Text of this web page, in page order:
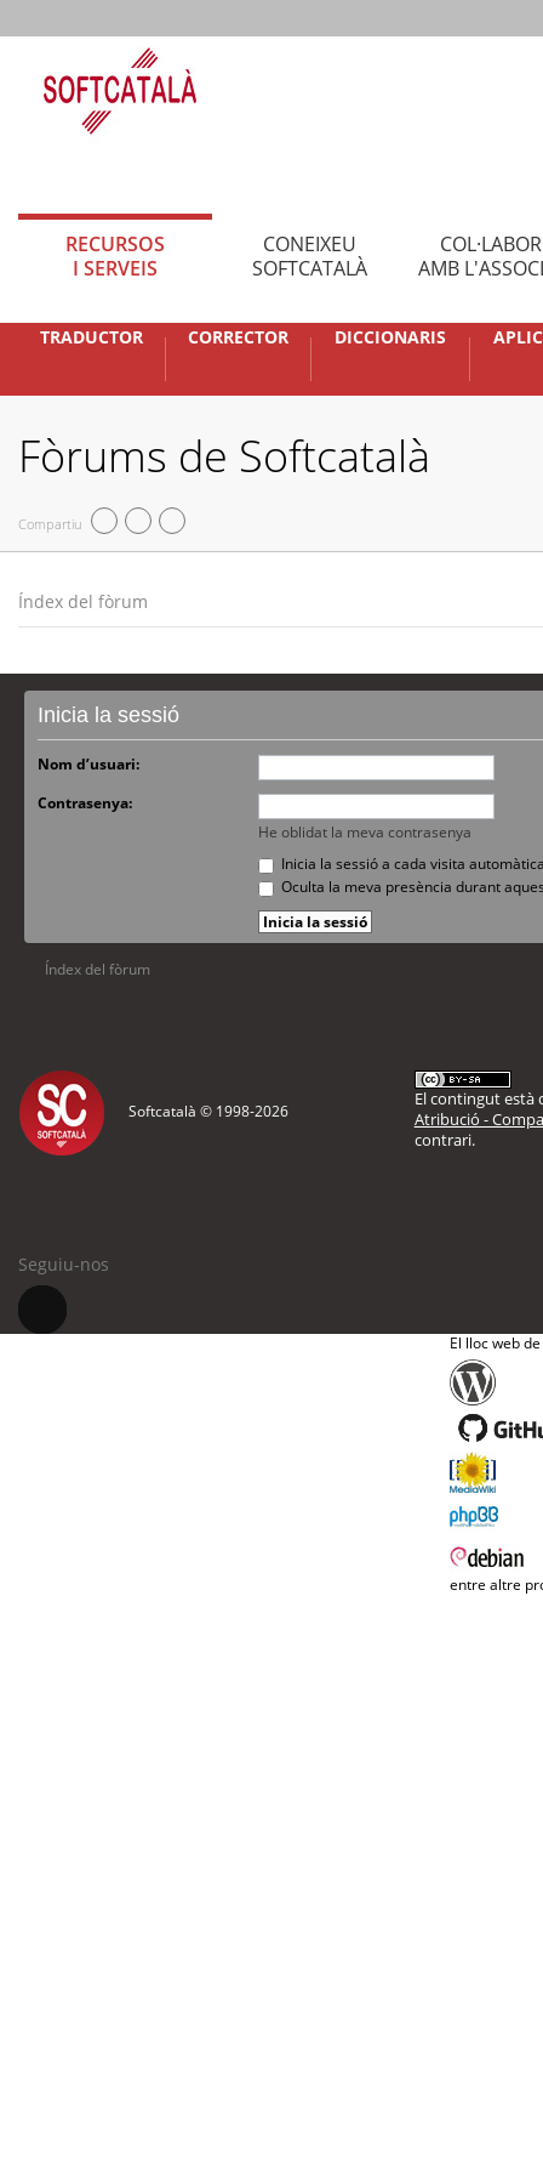
RECURSOS
I SERVEIS
CONEIXEU
SOFTCATALÀ
AMB
TRADUCTOR CORRECTOR DICCIONARIS
Fòrums de Softcatalà
Compartiu
Índex del fòrum
Inicia la sessió
Nom d’usuari:
Contrasenya:
He oblidat la meva contrasenya
Inicia la sessió a cada visita
Oculta la meva presència durant
Índex del fòrum
Softcatalà © 1998-2026
El contingut està
Atribució -
contrari.
Seguiu-nos
El lloc web
entre altre